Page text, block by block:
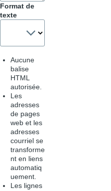
Format de
texte
Aucune
balise
HTML
autorisée.
Les
adresses
de pages
web et les
adresses
courriel se
transforme
nt en liens
automatiq
uement.
Les lignes